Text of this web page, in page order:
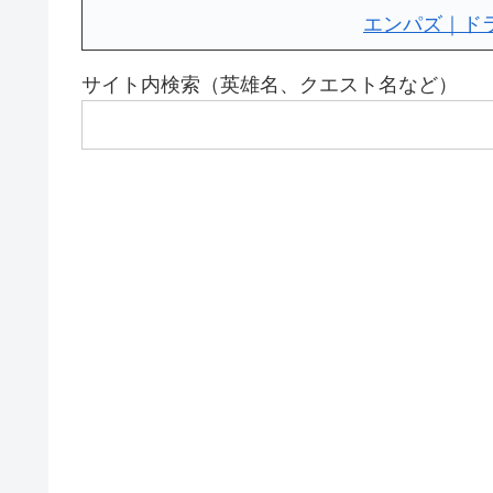
エンパズ｜ド
サイト内検索（英雄名、クエスト名など）